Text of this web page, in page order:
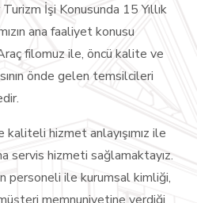
Turizm İşi Konusunda 15 Yıllık
ana faaliyet konusu
Araç filomuz ile, öncü kalite ve
önde gelen temsilcileri
kaliteli hizmet anlayışımız ile
servis hizmeti sağlamaktayız.
personeli ile kurumsal kimliği,